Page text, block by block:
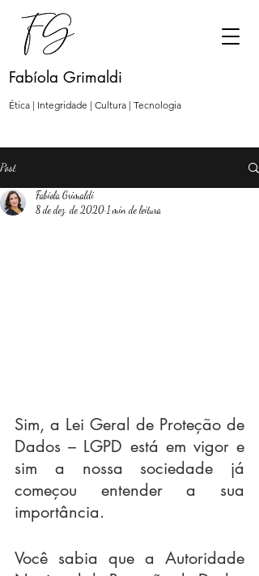
Fabíola Grimaldi
Ética | Integridade | Cultura | Tecnologia
Post
Fabíola Grimaldi
8 de dez. de 2020 1 min de leitura
Sim, a Lei Geral de Proteção de
Dados – LGPD está em vigor e
sim a nossa sociedade já
começou entender a sua
importância.
Você sabia que a Autoridade